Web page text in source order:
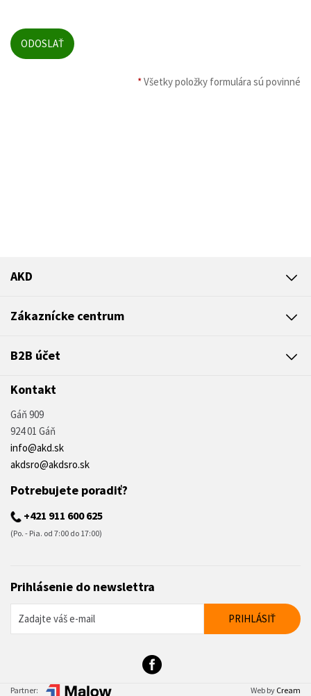
*Všetky položky formulára sú povinné
AKD
Zákaznícke centrum
B2B účet
Kontakt
Gáň 909
924 01 Gáň
info@akd.sk
akdsro@akdsro.sk
Potrebujete poradiť?
+421 911 600 625
(Po. - Pia. od 7:00 do 17:00)
Prihlásenie do newslettra
Partner: Web by Cream